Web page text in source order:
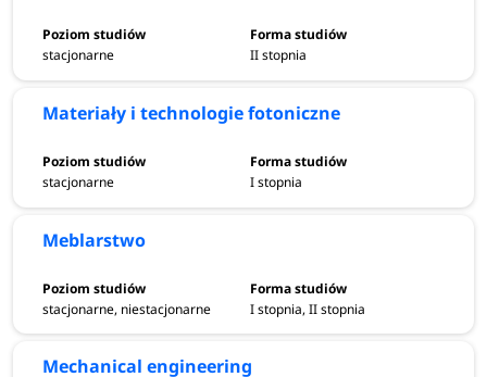
stacjonarne II stopnia
Materiały i technologie fotoniczne
stacjonarne I stopnia
Meblarstwo
stacjonarne, niestacjonarne I stopnia, II stopnia
Mechanical engineering